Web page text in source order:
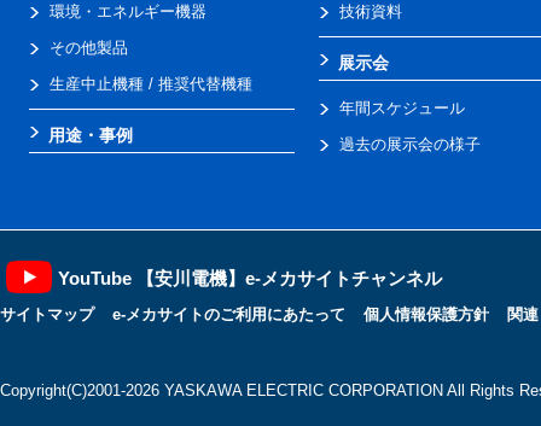
環境・エネルギー機器
その他製品
生産中止機種 / 推奨代替機種
用途・事例
技術資料
展示会
年間スケジュール
過去の展示会の様子
YouTube 【安川電機】e-メカサイトチャンネル
サイトマップ e-メカサイトのご利用にあたって 個人情報保護方針 関
Copyright(C)2001‐2026 YASKAWA ELECTRIC CORPORATION All Rights